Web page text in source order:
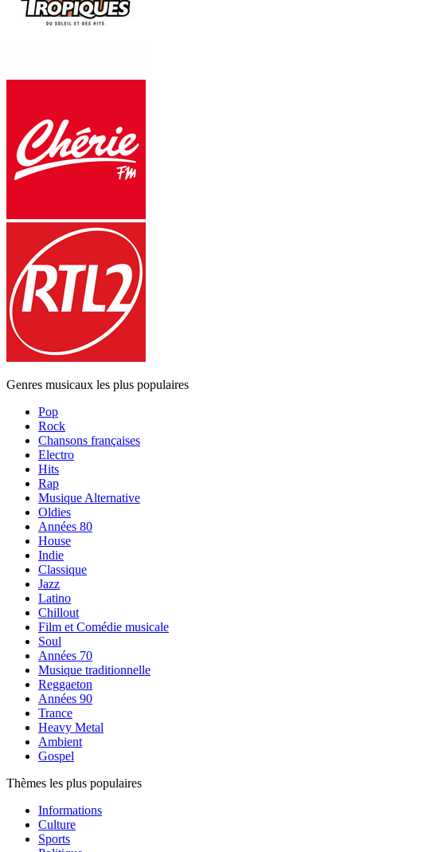
Genres musicaux les plus populaires
Pop
Rock
Chansons françaises
Electro
Hits
Rap
Musique Alternative
Oldies
Années 80
House
Indie
Classique
Jazz
Latino
Chillout
Film et Comédie musicale
Soul
Années 70
Musique traditionnelle
Reggaeton
Années 90
Trance
Heavy Metal
Ambient
Gospel
Thèmes les plus populaires
Informations
Culture
Sports